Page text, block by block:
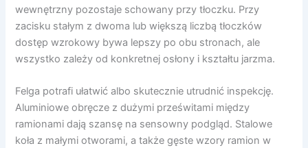
wewnętrzny pozostaje schowany przy tłoczku. Przy
zacisku stałym z dwoma lub większą liczbą tłoczków
dostęp wzrokowy bywa lepszy po obu stronach, ale
wszystko zależy od konkretnej osłony i kształtu jarzma.
Felga potrafi ułatwić albo skutecznie utrudnić inspekcję.
Aluminiowe obręcze z dużymi prześwitami między
ramionami dają szansę na sensowny podgląd. Stalowe
koła z małymi otworami, a także gęste wzory ramion w